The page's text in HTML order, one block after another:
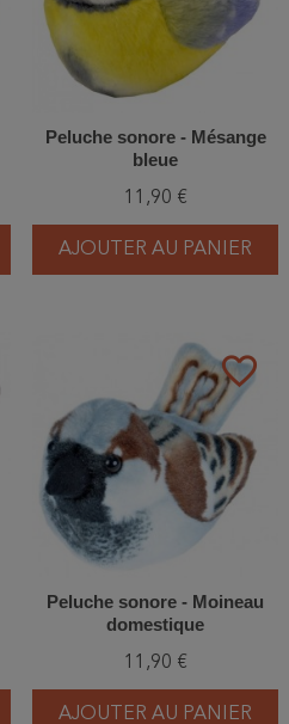
Peluche sonore - Mésange
bleue
11,90 €
AJOUTER AU PANIER
favorite_border
Peluche sonore - Moineau
domestique
11,90 €
AJOUTER AU PANIER